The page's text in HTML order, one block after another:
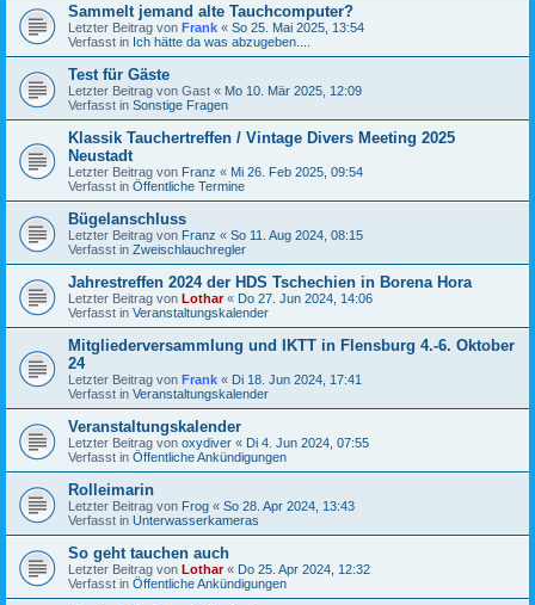
Sammelt jemand alte Tauchcomputer?
Letzter Beitrag von Frank « So 25. Mai 2025, 13:54
Verfasst in Ich hätte da was abzugeben....
Test für Gäste
Letzter Beitrag von Gast « Mo 10. Mär 2025, 12:09
Verfasst in Sonstige Fragen
Klassik Tauchertreffen / Vintage Divers Meeting 2025
Neustadt
Letzter Beitrag von Franz « Mi 26. Feb 2025, 09:54
Verfasst in Öffentliche Termine
Bügelanschluss
Letzter Beitrag von Franz « So 11. Aug 2024, 08:15
Verfasst in Zweischlauchregler
Jahrestreffen 2024 der HDS Tschechien in Borena Hora
Letzter Beitrag von Lothar« Do 27. Jun 2024, 14:06
Verfasst in Veranstaltungskalender
Mitgliederversammlung und IKTT in Flensburg 4.-6. Oktober
24
Letzter Beitrag von Frank « Di 18. Jun 2024, 17:41
Verfasst in Veranstaltungskalender
Veranstaltungskalender
Letzter Beitrag von oxydiver « Di 4. Jun 2024, 07:55
Verfasst in Öffentliche Ankündigungen
Rolleimarin
Letzter Beitrag von Frog « So 28. Apr 2024, 13:43
Verfasst in Unterwasserkameras
So geht tauchen auch
Letzter Beitrag von Lothar« Do 25. Apr 2024, 12:32
Verfasst in Öffentliche Ankündigungen